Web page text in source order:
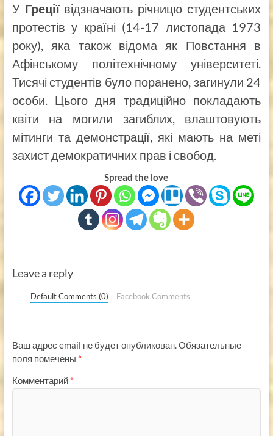
У Греціївідзначають річницю студентських
протестів у країні (14-17 листопада 1973
року), яка також відома як Повстання в
Афінському політехнічному університеті.
Тисячі студентів було поранено, загинули 24
особи. Цього дня традиційно покладають
квіти на могили загиблих, влаштовують
мітинги та демонстрації, які мають на меті
захист демократичних прав і свобод.
Spread the love
Leave a reply
Default Comments (0) Facebook Comments
Ваш адрес email не будет опубликован.Обязательные
поля помечены *
Комментарий *